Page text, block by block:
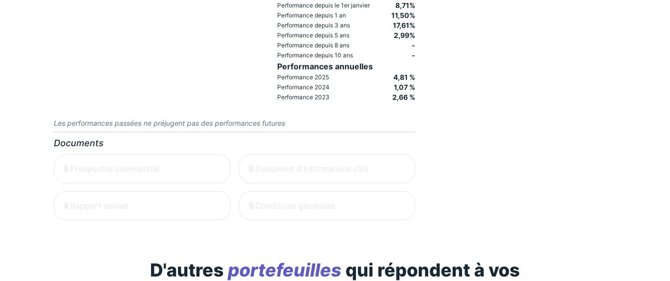
Performance depuis le 1er janvier 8,71%
Performance depuis 1 an 11,50%
Performance depuis 3 ans 17,61%
Performance depuis 5 ans 2,99%
Performance depuis 8 ans -
Performance depuis 10 ans -
Performances annuelles
Performance 2025 4,81 %
Performance 2024 1,07 %
Performance 2023 2,66 %
Les performances passées ne préjugent pas des performances futures
Documents
Prospectus commercial Document d'informations clés
Rapport annuel Conditions générales
D'autres portefeuilles qui répondent à vos